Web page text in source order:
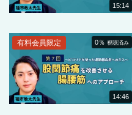
15:14
14:46
0％視聴済み
有料会員限定